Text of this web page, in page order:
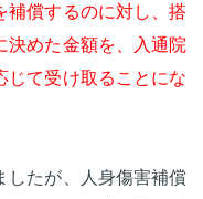
補償するのに対し、搭
決めた金額を、入通院
じて受け取ることにな
したが、人身傷害補償